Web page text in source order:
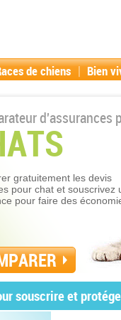
de chiens | Bien
d'assurances
gratuitement les devis
pour chat et souscrivez
pour faire des
souscrire et